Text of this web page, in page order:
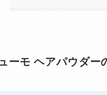
ーモ ヘアパウダー